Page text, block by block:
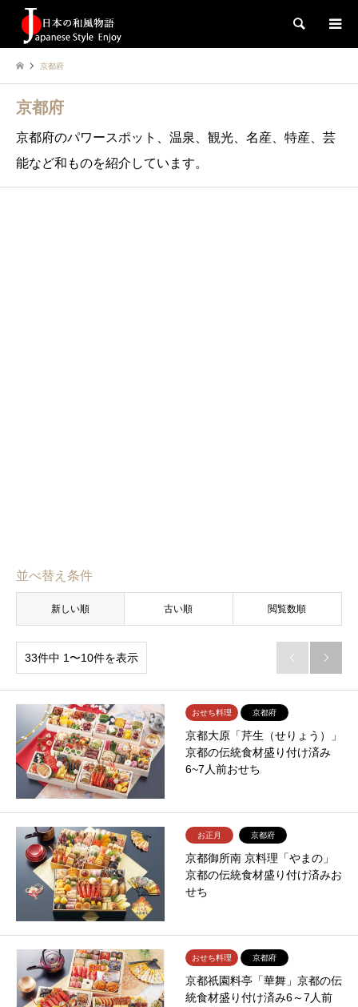
検索
京都府
京都府
京都府のパワースポット、温泉、観光、名産、特産、芸
能など和ものを紹介しています。
並べ替え条件
新しい順 古い順 閲覧数順
33件中 1〜10件を表示  
おせち料理 京都府
京都大原「芹生（せりょう）」
京都の伝統食材盛り付け済み
6~7人前おせち
お正月 京都府
京都御所南 京料理「やまの」
京都の伝統食材盛り付け済みお
せち
おせち料理 京都府
京都祇園料亭「華舞」京都の伝
統食材盛り付け済み6～7人前